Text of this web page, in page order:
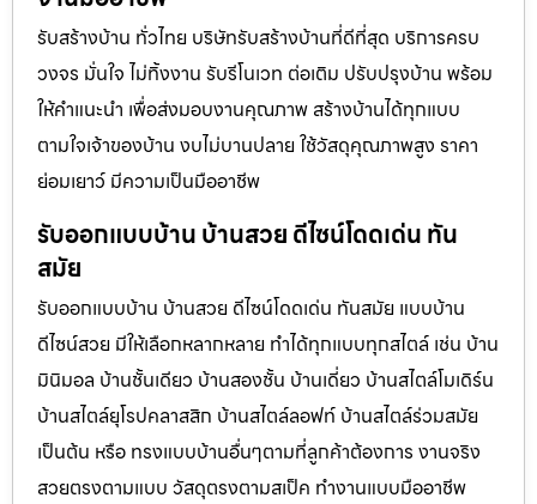
รับสร้างบ้าน ทั่วไทย บริษัทรับสร้างบ้านที่ดีที่สุด บริการครบ
วงจร มั่นใจ ไม่ทิ้งงาน รับรีโนเวท ต่อเติม ปรับปรุงบ้าน พร้อม
ให้คำแนะนำ เพื่อส่งมอบงานคุณภาพ สร้างบ้านได้ทุกแบบ
ตามใจเจ้าของบ้าน งบไม่บานปลาย ใช้วัสดุคุณภาพสูง ราคา
ย่อมเยาว์ มีความเป็นมืออาชีพ
รับออกแบบบ้าน บ้านสวย ดีไซน์โดดเด่น ทัน
สมัย
รับออกแบบบ้าน บ้านสวย ดีไซน์โดดเด่น ทันสมัย แบบบ้าน
ดีไซน์สวย มีให้เลือกหลากหลาย ทำได้ทุกแบบทุกสไตล์ เช่น บ้าน
มินิมอล บ้านชั้นเดียว บ้านสองชั้น บ้านเดี่ยว บ้านสไตล์โมเดิร์น
บ้านสไตล์ยุโรปคลาสสิก บ้านสไตล์ลอฟท์ บ้านสไตล์ร่วมสมัย
เป็นต้น หรือ ทรงแบบบ้านอื่นๆตามที่ลูกค้าต้องการ งานจริง
สวยตรงตามแบบ วัสดุตรงตามสเป็ค ทำงานแบบมืออาชีพ